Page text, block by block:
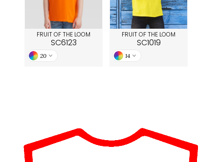
FRUIT OF THE LOOM
SC6123
20
FRUIT OF THE LOOM
SC1019
14